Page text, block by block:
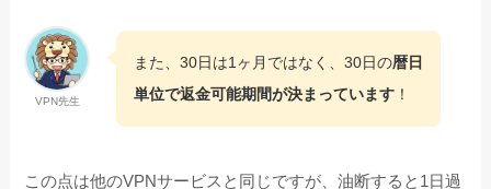
VPN先生
また、30日は1ヶ月ではなく、30日の暦日
単位で返金可能期間が決まっています！
この点は他のVPNサービスと同じですが、油断すると1日過